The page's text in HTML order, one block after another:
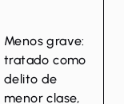
Menos grave:
tratado como
delito de
menor clase,